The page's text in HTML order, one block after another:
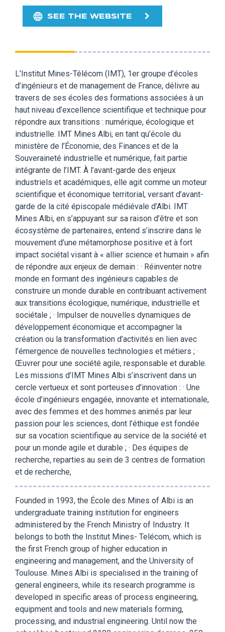
SEE THE WEBSITE
L’Institut Mines-Télécom (IMT), 1er groupe d’écoles
d’ingénieurs et de management de France, délivre au
travers de ses écoles des formations associées à un
haut niveau d’excellence scientifique et technique pour
répondre aux transitions : numérique, écologique et
industrielle. IMT Mines Albi, en tant qu’école du
ministère de l’Économie, des Finances et de la
Souveraineté industrielle et numérique, fait partie
intégrante de l’IMT. À l’avant-garde des enjeux
industriels et académiques, elle agit comme un moteur
scientifique et économique territorial, versant d’avant-
garde de la cité épiscopale médiévale d’Albi. IMT
Mines Albi, en s’appuyant sur sa raison d’être et son
écosystème de partenaires, entend s’inscrire dans le
mouvement d’une métamorphose positive et à fort
impact sociétal visant à « allier science et humain » afin
de répondre aux enjeux de demain : · Réinventer notre
monde en formant des ingénieurs capables de
construire un monde durable en contribuant activement
aux transitions écologique, numérique, industrielle et
sociétale ; · Impulser de nouvelles dynamiques de
développement économique et accompagner la
création ou la transformation d’activités en lien avec
l’émergence de nouvelles technologies et métiers ; ·
Œuvrer pour une société agile, responsable et durable.
Les missions d’IMT Mines Albi s’inscrivent dans un
cercle vertueux et sont porteuses d’innovation : · Une
école d’ingénieurs engagée, innovante et internationale,
avec des femmes et des hommes animés par leur
passion pour les sciences, dont l’éthique est fondée
sur sa vocation scientifique au service de la société et
pour un monde agile et durable ; · Des équipes de
recherche, reparties au sein de 3 centres de formation
et de recherche,
Founded in 1993, the École des Mines of Albi is an
undergraduate training institution for engineers
administered by the French Ministry of Industry. It
belongs to both the Institut Mines- Telécom, which is
the first French group of higher education in
engineering and management, and the University of
Toulouse. Mines Albi is specialised in the training of
general engineers, while its research programme is
developed in specific areas of process engineering,
equipment and tools and new materials forming,
processing, and industrial engineering. Until now the